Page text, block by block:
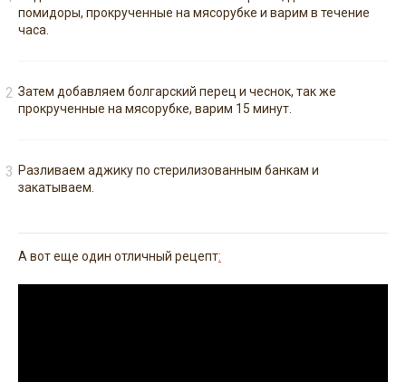
помидоры, прокрученные на мясорубке и варим в течение
часа.
Затем добавляем болгарский перец и чеснок, так же
прокрученные на мясорубке, варим 15 минут.
Разливаем аджику по стерилизованным банкам и
закатываем.
А вот еще один отличный рецепт: